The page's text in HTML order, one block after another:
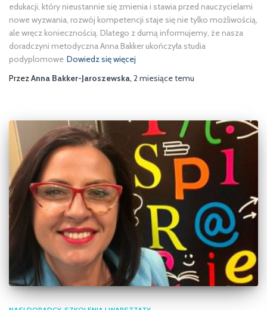
edukacji, który nieustannie się zmienia i stawia przed nauczycielami
nowe wyzwania, rozwój kompetencji staje się nie tylko możliwością,
ale wręcz koniecznością. Dlatego z dumą informujemy, że nasza
doradczyni metodyczna Anna Bakker ukończyła studia
podyplomowe Dowiedz się więcej
PrzezAnna Bakker-Jaroszewska, 2 miesiącetemu